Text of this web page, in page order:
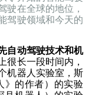
驶在全球的地位，
驾驶领域和今天的
自动驾驶技术和机
很长一段时间内，
机器人实验室，斯
》的作者）的实验